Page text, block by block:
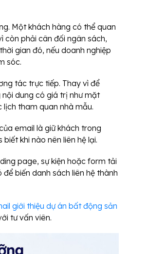
Một khách hàng có thể quan
còn phải cân đối ngân sách,
gian đó, nếu doanh nghiệp
sóc.
tác trực tiếp. Thay vì để
dung có giá trị như mặt
tham quan nhà mẫu.
email là giữ khách trong
khi nào nên liên hệ lại.
page, sự kiện hoặc form tải
biến danh sách liên hệ thành
giới thiệu dự án bất động sản
tư vấn viên.